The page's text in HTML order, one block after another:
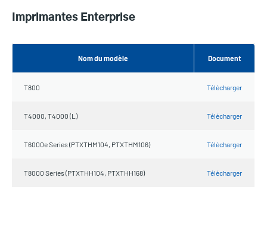
Imprimantes Enterprise
Nom du modèle Document
T800 Télécharger
T4000, T4000 (L) Télécharger
T6000e Series (PTXTHM104, PTXTHM106) Télécharger
T8000 Series (PTXTHH104, PTXTHH168) Télécharger